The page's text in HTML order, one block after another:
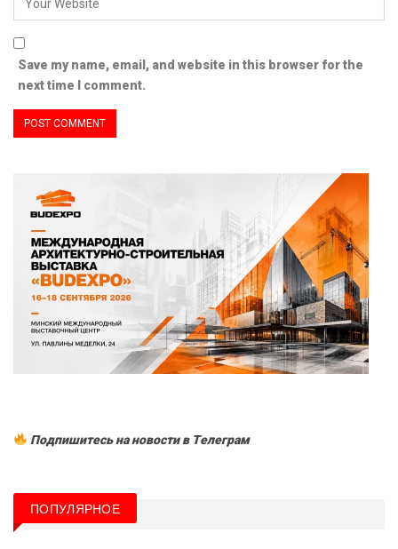
Save my name, email, and website in this browser for the
next time I comment.
Подпишитесь на новости в Tелеграм
ПОПУЛЯРНОЕ